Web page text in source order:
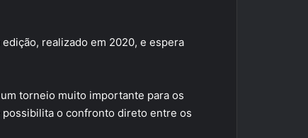
realizado em 2020, e espera
torneio muito importante para os
o confronto direto entre os